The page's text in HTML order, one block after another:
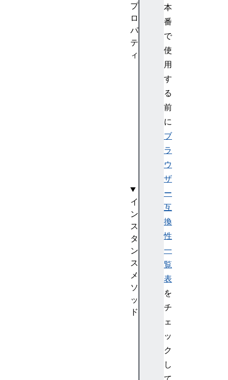
本
番
で
使
用
す
る
前
に
ブ
ラ
ウ
ザ
ー
互
換
性
一
覧
表
を
チ
ェ
ッ
ク
し
プ
ロ
パ
テ
ィ
イ
ン
ス
タ
ン
ス
メ
ソ
ッ
ド